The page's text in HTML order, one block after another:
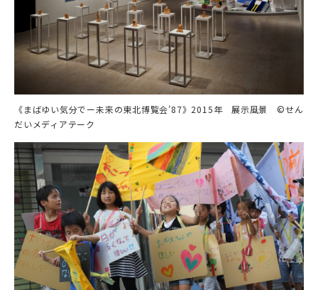
《まばゆい気分でー未来の東北博覧会’87》2015年 展示風景 ©せん
だいメディアテーク